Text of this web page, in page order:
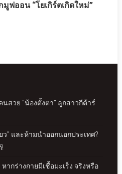
ฟออน “โยเกิร์ตเกิดใหม่”
นสวย "น้องตั้งตา" ลูกสาวกีต้าร์
ว" และห้ามนำออกนอกประเทศ?
กร่างกายมีเชื้อมะเร็ง จริงหรือ